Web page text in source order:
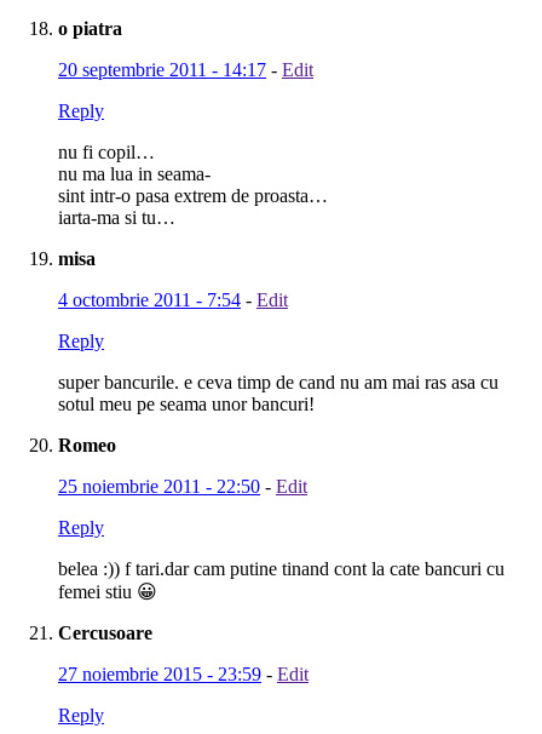
o piatra
20 septembrie 2011 - 14:17 - Edit
Reply
nu fi copil…
nu ma lua in seama-
sint intr-o pasa extrem de proasta…
iarta-ma si tu…
misa
4 octombrie 2011 - 7:54 - Edit
Reply
super bancurile. e ceva timp de cand nu am mai ras asa cu
sotul meu pe seama unor bancuri!
Romeo
25 noiembrie 2011 - 22:50 - Edit
Reply
belea :)) f tari.dar cam putine tinand cont la cate bancuri cu
femei stiu 😀
Cercusoare
27 noiembrie 2015 - 23:59 - Edit
Reply